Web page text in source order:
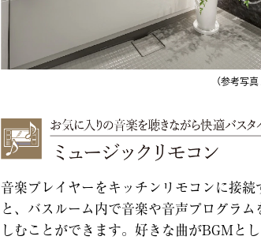
（参考写真
音楽プレイヤーをキッチンリモコンに接続
と、バスルーム内で音楽や音声プログラム
しむことができます。好きな曲がBGMと